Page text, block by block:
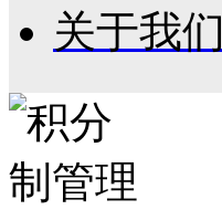
关于我们